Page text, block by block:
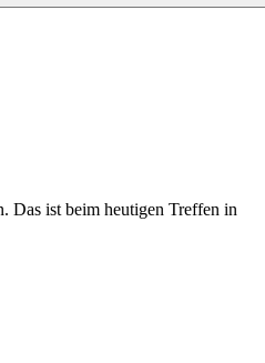
Das ist beim heutigen Treffen in